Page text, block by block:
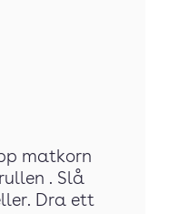
matkorn
. Slå
Dra ett